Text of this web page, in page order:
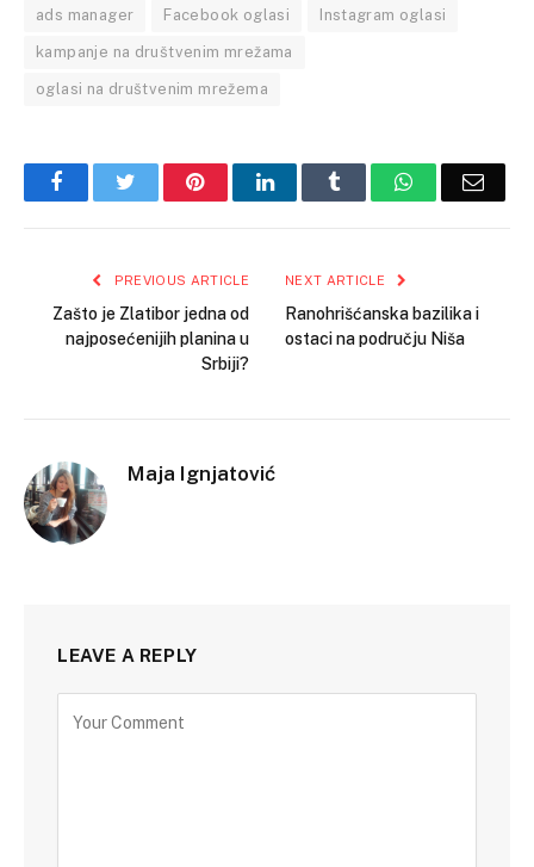
ads manager Facebook oglasi Instagram oglasi
kampanje na društvenim mrežama
oglasi na društvenim mrežema
FacebookTwitter PinterestLinkedInTumblr WhatsAppEmail
PREVIOUS ARTICLE
Zašto je Zlatibor jedna od
najposećenijih planina u
Srbiji?
NEXT ARTICLE
Ranohrišćanska bazilika i
ostaci na području Niša
Maja Ignjatović
LEAVE A REPLY